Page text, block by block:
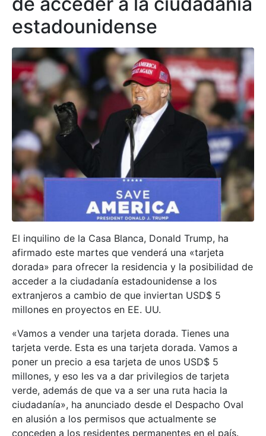
estadounidense
El inquilino de la Casa Blanca, Donald Trump, ha
afirmado este martes que venderá una «tarjeta
dorada» para ofrecer la residencia y la posibilidad de
acceder a la ciudadanía estadounidense a los
extranjeros a cambio de que inviertan USD$ 5
millones en proyectos en EE. UU.
«Vamos a vender una tarjeta dorada. Tienes una
tarjeta verde. Esta es una tarjeta dorada. Vamos a
poner un precio a esa tarjeta de unos USD$ 5
millones, y eso les va a dar privilegios de tarjeta
verde, además de que va a ser una ruta hacia la
ciudadanía», ha anunciado desde el Despacho Oval
en alusión a los permisos que actualmente se
conceden a los residentes permanentes en el país.